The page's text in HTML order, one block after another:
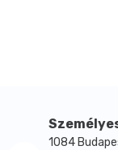
1084